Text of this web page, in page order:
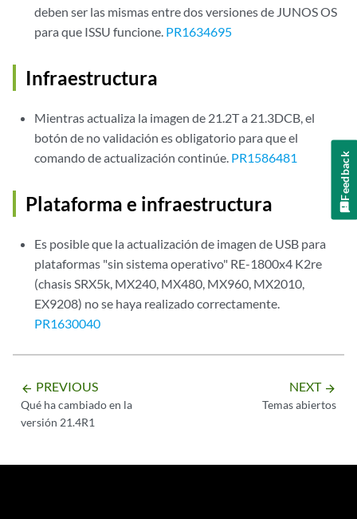
deben ser las mismas entre dos versiones de JUNOS OS
para que ISSU funcione. PR1634695
Infraestructura
Mientras actualiza la imagen de 21.2T a 21.3DCB, el
botón de no validación es obligatorio para que el
comando de actualización continúe. PR1586481
Plataforma e infraestructura
Es posible que la actualización de imagen de USB para
plataformas "sin sistema operativo" RE-1800x4 K2re
(chasis SRX5k, MX240, MX480, MX960, MX2010,
EX9208) no se haya realizado correctamente.
PR1630040
arrow_backward PREVIOUS
Qué ha cambiado en la
versión 21.4R1
NEXT arrow_forward
Temas abiertos
Feedback